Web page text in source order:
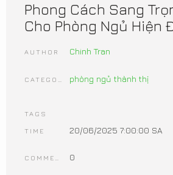
Phong Cách Sang
Cho Phòng Ngủ Hiện
AUTHOR Chinh Tran
phòng ngủ thành thị
TAGS
TIME 20/06/2025 7:00:00 SA
0